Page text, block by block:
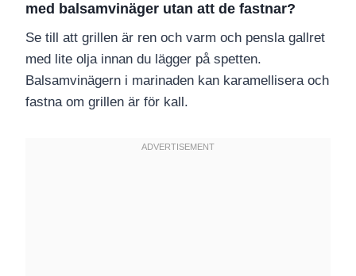
med balsamvinäger utan att de fastnar?
Se till att grillen är ren och varm och pensla gallret
med lite olja innan du lägger på spetten.
Balsamvinägern i marinaden kan karamellisera och
fastna om grillen är för kall.